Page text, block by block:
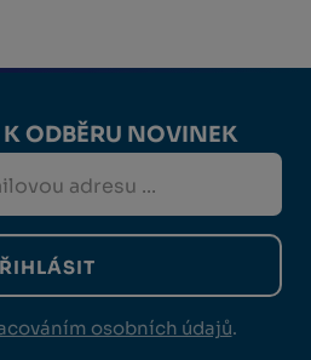
K ODBĚRU NOVINEK
osobních údajů.